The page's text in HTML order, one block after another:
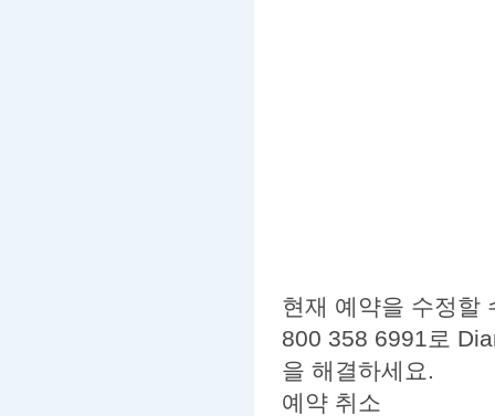
현재 예약을 수정할
800 358 6991로
을 해결하세요.
예약 취소